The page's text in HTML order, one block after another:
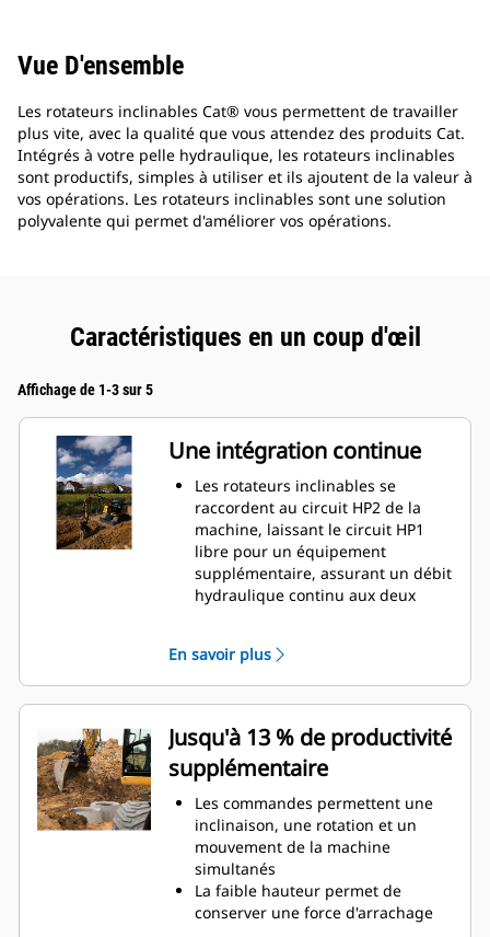
Vue D'ensemble
Les rotateurs inclinables Cat® vous permettent de travailler
plus vite, avec la qualité que vous attendez des produits Cat.
Intégrés à votre pelle hydraulique, les rotateurs inclinables
sont productifs, simples à utiliser et ils ajoutent de la valeur à
vos opérations. Les rotateurs inclinables sont une solution
polyvalente qui permet d'améliorer vos opérations.
Caractéristiques en un coup d'œil
Affichage de 1-3 sur 5
Une intégration continue
Les rotateurs inclinables se
raccordent au circuit HP2 de la
machine, laissant le circuit HP1
libre pour un équipement
supplémentaire, assurant un débit
hydraulique continu aux deux
moniteur de la machine
Le système de positionnement se
connecte à Cat GRADE 3D
En savoir plus
Jusqu'à 13 % de productivité
supplémentaire
Les commandes permettent une
inclinaison, une rotation et un
mouvement de la machine
simultanés
La faible hauteur permet de
conserver une force d'arrachage